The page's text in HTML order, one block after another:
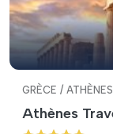
GRÈCE / ATHÈNES
Athènes